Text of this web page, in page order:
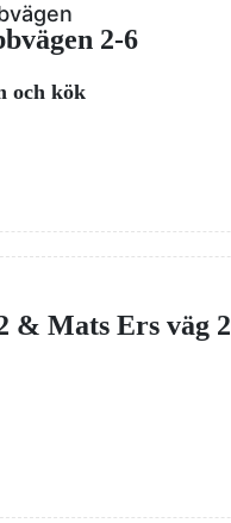
2-6
och kök
& Mats Ers väg 2